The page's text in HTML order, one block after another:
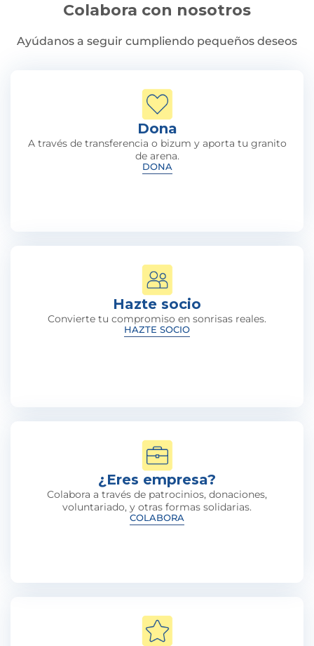
Colabora con nosotros
Ayúdanos a seguir cumpliendo pequeños deseos
Dona
A través de transferencia o bizum y aporta tu granito
de arena.
DONA
Hazte socio
Convierte tu compromiso en sonrisas reales.
HAZTE SOCIO
¿Eres empresa?
Colabora a través de patrocinios, donaciones,
voluntariado, y otras formas solidarias.
COLABORA